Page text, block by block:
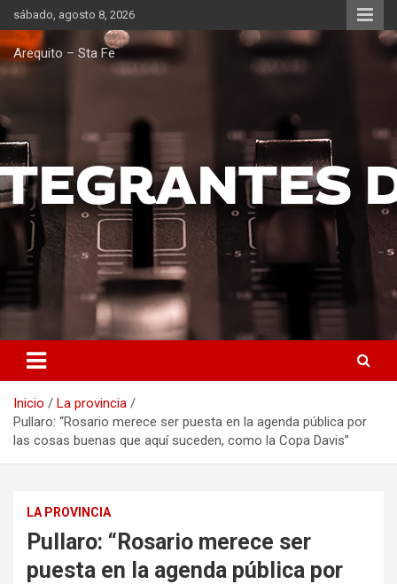
Saltar
al
contenido
sábado, agosto 8, 2026
Arequito – Sta Fe
Inicio
La provincia
Pullaro: “Rosario merece ser puesta en la agenda pública por
las cosas buenas que aquí suceden, como la Copa Davis”
LA PROVINCIA
Pullaro: “Rosario merece ser
puesta en la agenda pública por